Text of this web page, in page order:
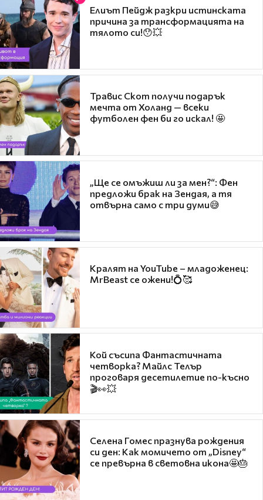
Елиът Пейдж разкри истинската
причина за трансформацията на
тялото си!😯💥
Травис Скот получи подарък
мечта от Холанд — всеки
футболен фен би го искал! 🤩
„Ще се омъжиш ли за мен?“: Фен
предложи брак на Зендая, а тя
отвърна само с три думи😅
Кралят на YouTube – младоженец:
MrBeast се ожени!💍🥰
Кой съсипа Фантастичната
четворка? Майлс Телър
проговаря десетилетие по-късно
🎬👀💥
Селена Гомес празнува рождения
си ден: Как момичето от „Disney“
се превърна в световна икона🤩🎂